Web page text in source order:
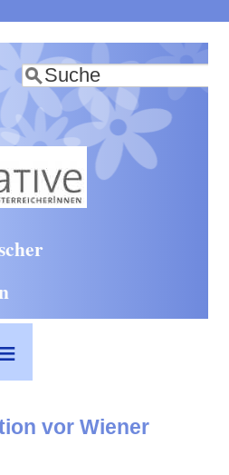
zum
Inhalt
Suche
vor Wiener